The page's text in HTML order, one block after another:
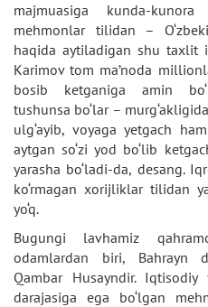
majmuasiga kunda-
mehmonlar tilidan –
haqida aytiladigan shu taxlit
Karimov tom ma’noda
bosib ketganiga amin
tushunsa bo‘lar –
ulg‘ayib, voyaga yetgach
aytgan so‘zi yod bo‘lib
yarasha bo‘ladi-da, desang.
ko‘rmagan xorijliklar tilidan
yo‘q.
Bugungi lavhamiz
odamlardan biri, Bahrayn
Qambar Husayndir.
darajasiga ega bo‘lgan